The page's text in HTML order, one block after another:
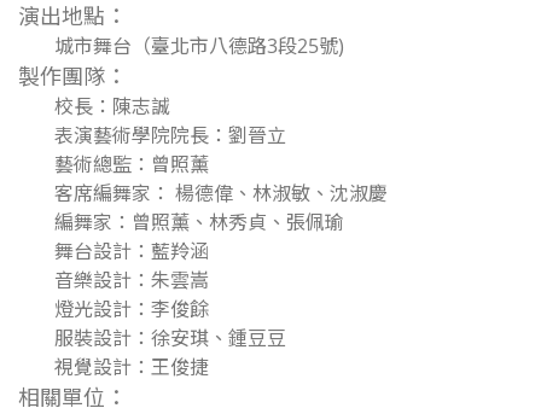
演出地點：
城市舞台（臺北市八德路3段25號)
製作團隊：
校長：陳志誠
表演藝術學院院長：劉晉立
藝術總監：曾照薰
客席編舞家： 楊德偉、林淑敏、沈淑慶
編舞家：曾照薰、林秀貞、張佩瑜
舞台設計：藍羚涵
音樂設計：朱雲嵩
燈光設計：李俊餘
服裝設計：徐安琪、鍾豆豆
視覺設計：王俊捷
相關單位：